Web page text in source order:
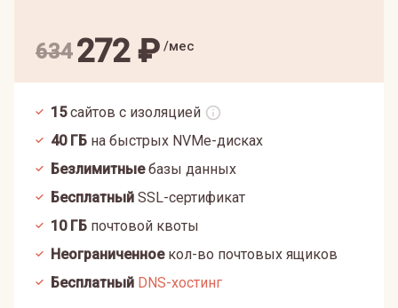
634272₽ /мес
15 сайтов с изоляцией
40ГБ на быстрых NVMe-дисках
Безлимитныебазы данных
Бесплатный SSL-сертификат
10ГБ почтовой квоты
Неограниченноекол-во почтовых ящиков
Бесплатный DNS-хостинг